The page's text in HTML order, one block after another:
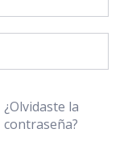
¿Olvidaste la
contraseña?